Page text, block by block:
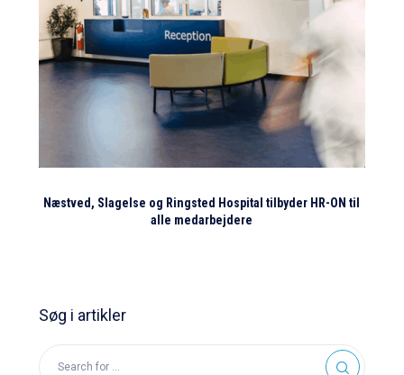
Næstved, Slagelse og Ringsted Hospital tilbyder HR-ON til
alle medarbejdere
Søg i artikler